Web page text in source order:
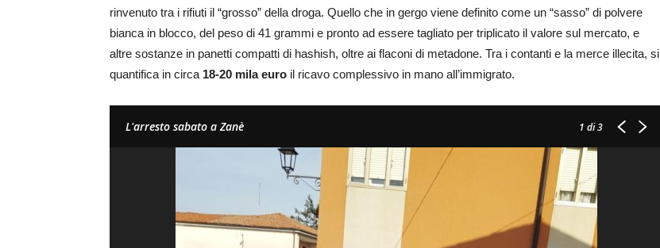
rinvenuto tra i rifiuti il “grosso” della droga. Quello che in gergo viene definito come un “sasso” di polvere
bianca in blocco, del peso di 41 grammi e pronto ad essere tagliato per triplicato il valore sul mercato, e
altre sostanze in panetti compatti di hashish, oltre ai flaconi di metadone. Tra i contanti e la merce illecita, si
quantifica in circa 18-20 mila euro il ricavo complessivo in mano all’immigrato.
L'arresto sabato a Zanè 1 di 3